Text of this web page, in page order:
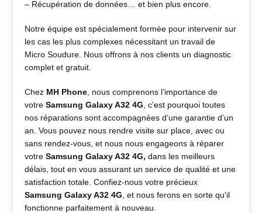
– Récupération de données… et bien plus encore.
Notre équipe est spécialement formée pour intervenir sur
les cas les plus complexes nécessitant un travail de
Micro Soudure. Nous offrons à nos clients un diagnostic
complet et gratuit.
Chez MH Phone , nous comprenons l’importance de
votreSamsung Galaxy A32 4G , c’est pourquoi toutes
nos réparations sont accompagnées d’une garantie d’un
an. Vous pouvez nous rendre visite sur place, avec ou
sans rendez-vous, et nous nous engageons à réparer
votreSamsung Galaxy A32 4G,dans les meilleurs
délais, tout en vous assurant un service de qualité et une
satisfaction totale. Confiez-nous votre précieux
Samsung Galaxy A32 4G , et nous ferons en sorte qu’il
fonctionne parfaitement à nouveau.